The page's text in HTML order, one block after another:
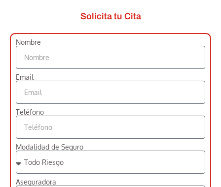
Solicita tu Cita
Nombre
Email
Teléfono
Modalidad de Seguro
Aseguradora